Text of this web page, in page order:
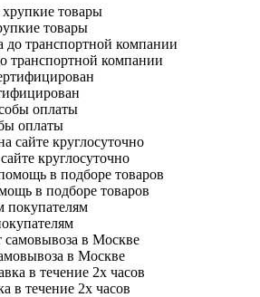
товары
транспортной компании
оплаты
круглосуточно
в подборе товаров
в Москве
в течение 2х часов